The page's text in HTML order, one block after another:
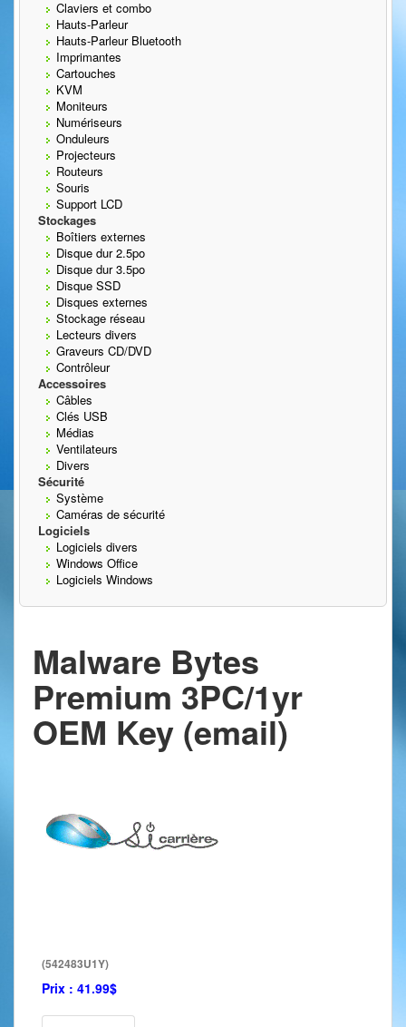
Claviers et combo
Hauts-Parleur
Hauts-Parleur Bluetooth
Imprimantes
Cartouches
KVM
Moniteurs
Numériseurs
Onduleurs
Projecteurs
Routeurs
Souris
Support LCD
Stockages
Boîtiers externes
Disque dur 2.5po
Disque dur 3.5po
Disque SSD
Disques externes
Stockage réseau
Lecteurs divers
Graveurs CD/DVD
Contrôleur
Accessoires
Câbles
Clés USB
Médias
Ventilateurs
Divers
Sécurité
Système
Caméras de sécurité
Logiciels
Logiciels divers
Windows Office
Logiciels Windows
Malware Bytes
Premium 3PC/1yr
OEM Key (email)
(542483U1Y)
Prix : 41.99$